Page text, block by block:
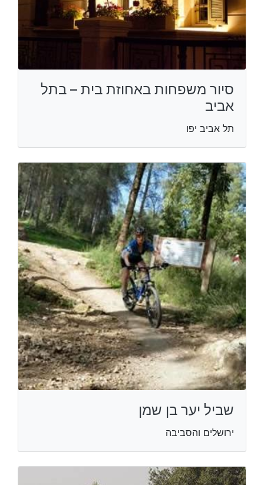
סיור משפחות באחוזת בית – בתל
אביב
תל אביב יפו
שביל יער בן שמן
ירושלים והסביבה